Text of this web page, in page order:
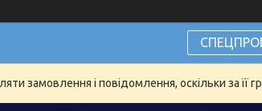
замовлення і повідомлення, оскільки за